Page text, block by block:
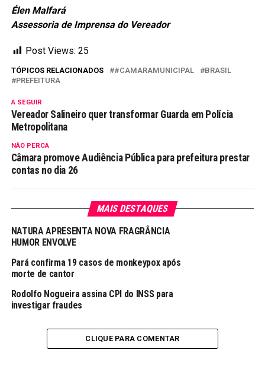
Élen Malfará
Assessoria de Imprensa do Vereador
Post Views: 25
TÓPICOS RELACIONADOS #CAMARAMUNICIPAL
BRASIL
PREFEITURA
A SEGUIR
Vereador Salineiro quer transformar Guarda em Polícia
Metropolitana
NÃO PERCA
Câmara promove Audiência Pública para prefeitura prestar
contas no dia 26
MAIS DESTAQUES
NATURA APRESENTA NOVA FRAGRÂNCIA
HUMOR ENVOLVE
Pará confirma 19 casos de monkeypox após
morte de cantor
Rodolfo Nogueira assina CPI do INSS para
investigar fraudes
CLIQUE PARA COMENTAR